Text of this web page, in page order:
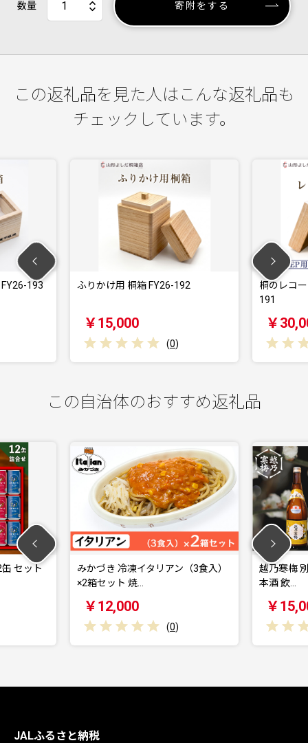
数量 寄附をする
この返礼品を見た人はこんな返礼品も
チェックしています。
ふりかけ用 桐箱 FY26-192
(0)
桐のレコードボックス(EP用
(0)
この自治体のおすすめ返礼品
みかづき 冷凍イタリアン（3食入）
×2箱セット 焼…
( 0)
越乃寒梅 別撰720ml・
( 0)
JALふるさと納税